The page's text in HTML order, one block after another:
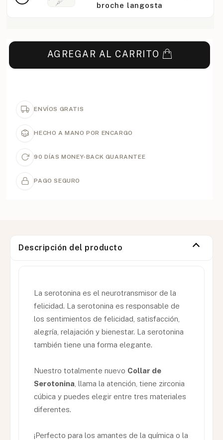
broche langosta
AGREGAR AL CARRITO
ENVÍOS GRATIS
HECHO A MANO POR ENCARGO
90 DÍAS MONEY-BACK GUARANTEE
PAGO SEGURO
Descripción del producto
La serotonina es el neurotransmisor de la
felicidad. La serotonina es responsable de
los sentimientos de felicidad, satisfacción,
alegría, relajación y bienestar. La serotonina
también tiene una forma elegante.
Nuestro totalmente nuevo Collar de
Serotonina , llama la atención, tiene zirconia
cúbica y puedes elegir entre tres materiales
diferentes.
¡Perfecto para los amantes de la química o la